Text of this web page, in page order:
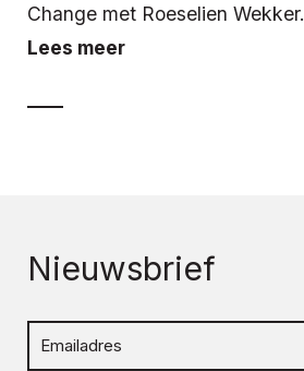
Change met Roeselien Wekker.
Lees meer
Nieuwsbrief